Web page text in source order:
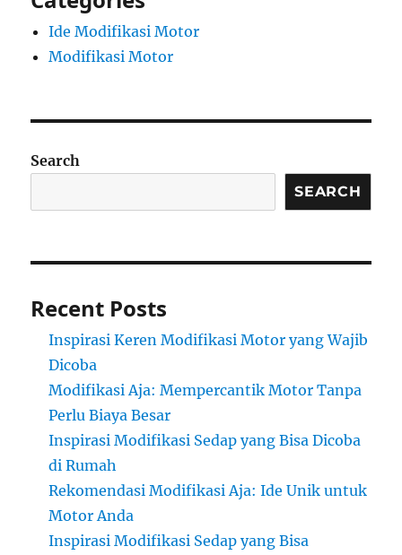
Ide Modifikasi Motor
Modifikasi Motor
Search
SEARCH
Recent Posts
Inspirasi Keren Modifikasi Motor yang Wajib
Dicoba
Modifikasi Aja: Mempercantik Motor Tanpa
Perlu Biaya Besar
Inspirasi Modifikasi Sedap yang Bisa Dicoba
di Rumah
Rekomendasi Modifikasi Aja: Ide Unik untuk
Motor Anda
Inspirasi Modifikasi Sedap yang Bisa